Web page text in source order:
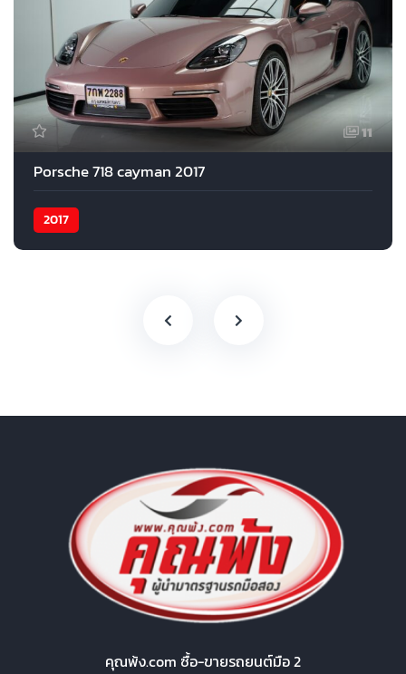
11
Porsche 718 cayman 2017
2017
คุณพ้ง.com ซื้อ-ขายรถยนต์มือ 2